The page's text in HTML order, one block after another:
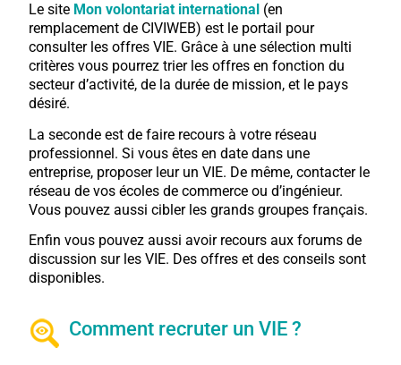
Le site Mon volontariat international (en
remplacement de CIVIWEB) est le portail pour
consulter les offres VIE. Grâce à une sélection multi
critères vous pourrez trier les offres en fonction du
secteur d’activité, de la durée de mission, et le pays
désiré.
La seconde est de faire recours à votre réseau
professionnel. Si vous êtes en date dans une
entreprise, proposer leur un VIE. De même, contacter le
réseau de vos écoles de commerce ou d’ingénieur.
Vous pouvez aussi cibler les grands groupes français.
Enfin vous pouvez aussi avoir recours aux forums de
discussion sur les VIE. Des offres et des conseils sont
disponibles.
Comment recruter un VIE ?